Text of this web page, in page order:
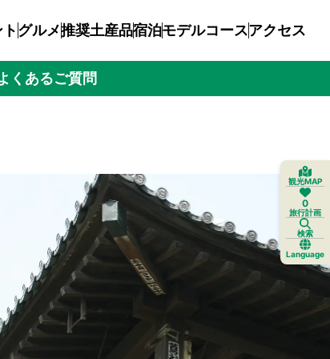
グルメ推奨土産品宿泊モデルコースアクセス
くあるご質問
観光MAP
0
旅行計画
検索
Language